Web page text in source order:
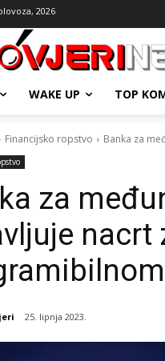
2026
WAKE UP TOP
Financijsko ropstvo Banka za
za
nacrt
25. lipnja 2023.